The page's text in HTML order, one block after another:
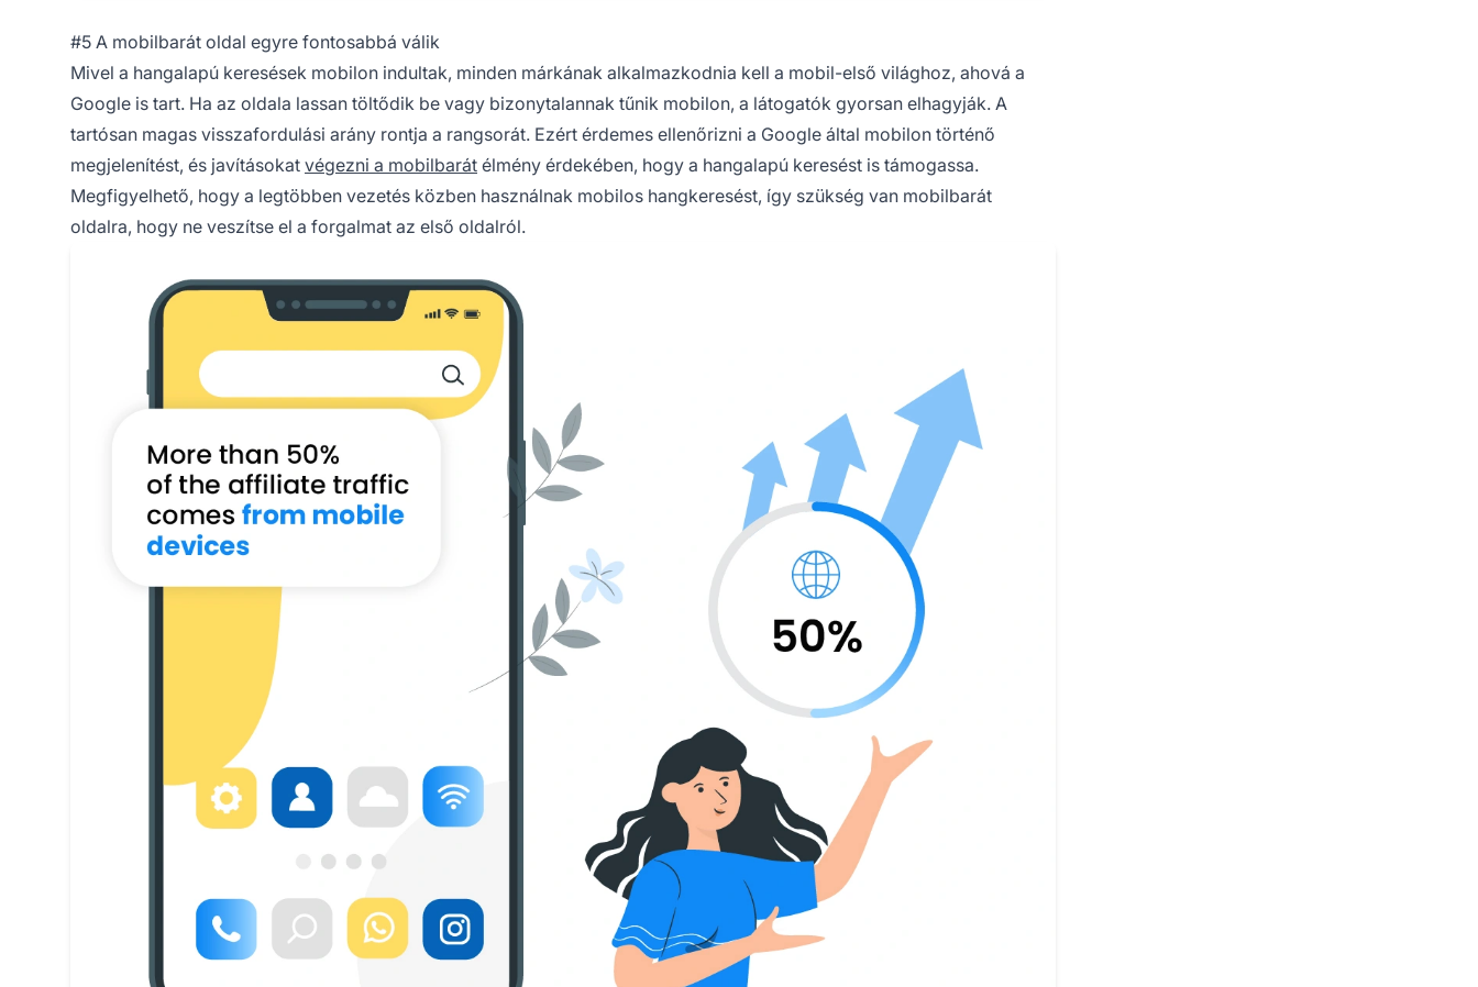
#5 A mobilbarát oldal egyre fontosabbá válik
Mivel a hangalapú keresések mobilon indultak, minden márkának alkalmazkodnia kell a mobil-első világhoz, ahová a
Google is tart. Ha az oldala lassan töltődik be vagy bizonytalannak tűnik mobilon, a látogatók gyorsan elhagyják. A
tartósan magas visszafordulási arány rontja a rangsorát. Ezért érdemes ellenőrizni a Google által mobilon történő
megjelenítést, és javításokat végezni a mobilbarát élmény érdekében, hogy a hangalapú keresést is támogassa.
Megfigyelhető, hogy a legtöbben vezetés közben használnak mobilos hangkeresést, így szükség van mobilbarát
oldalra, hogy ne veszítse el a forgalmat az első oldalról.